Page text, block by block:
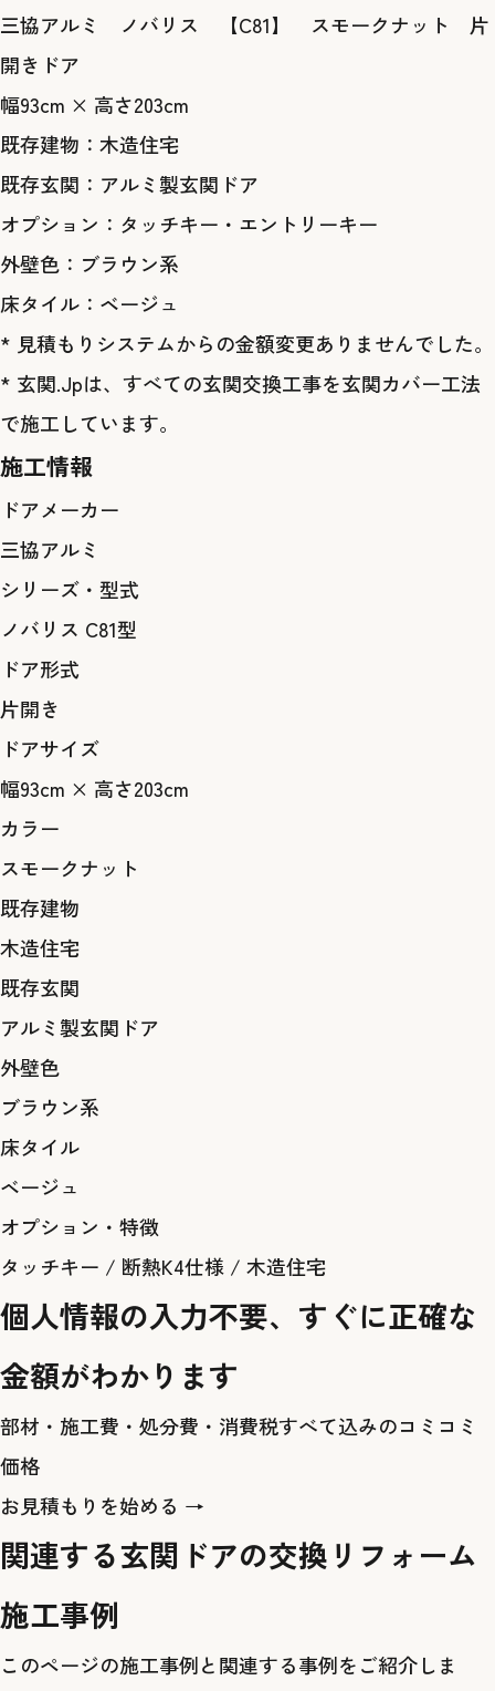
三協アルミ ノバリス 【C81】 スモークナット 片
開きドア
幅93cm × 高さ203cm
既存建物：木造住宅
既存玄関：アルミ製玄関ドア
オプション：タッチキー・エントリーキー
外壁色：ブラウン系
床タイル：ベージュ
* 見積もりシステムからの金額変更ありませんでした。
* 玄関.Jpは、すべての玄関交換工事を玄関カバー工法
で施工しています。
施工情報
ドアメーカー
三協アルミ
シリーズ・型式
ノバリス C81型
ドア形式
片開き
ドアサイズ
幅93cm × 高さ203cm
カラー
スモークナット
既存建物
木造住宅
既存玄関
アルミ製玄関ドア
外壁色
ブラウン系
床タイル
ベージュ
オプション・特徴
タッチキー / 断熱K4仕様 / 木造住宅
個人情報の入力不要、すぐに正確な
金額がわかります
部材・施工費・処分費・消費税すべて込みのコミコミ
価格
お見積もりを始める →
関連する玄関ドアの交換リフォーム
施工事例
このページの施工事例と関連する事例をご紹介しま